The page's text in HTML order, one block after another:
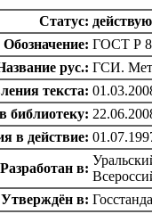
Статус:
Обозначение: ГОСТ Р
рус.: ГСИ.
текста:
библиотеку:
в действие:
Разработан в:
Утверждён в: